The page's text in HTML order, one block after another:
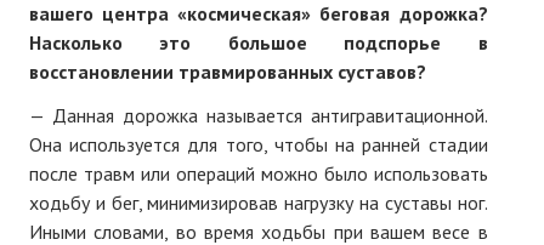
вашего центра «космическая» беговая дорожка?
Насколько это большое подспорье в
восстановлении травмированных суставов?
— Данная дорожка называется антигравитационной.
Она используется для того, чтобы на ранней стадии
после травм или операций можно было использовать
ходьбу и бег, минимизировав нагрузку на суставы ног.
Иными словами, во время ходьбы при вашем весе в